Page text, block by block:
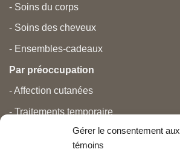
Gérer le consentement aux
témoins
- Soins du corps
- Soins des cheveux
- Ensembles-cadeaux
Par préoccupation
- Affection cutanées
- Traitements temporaire